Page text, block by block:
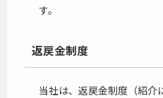
す。
返戻金制度
当社は、返戻金制度（紹介